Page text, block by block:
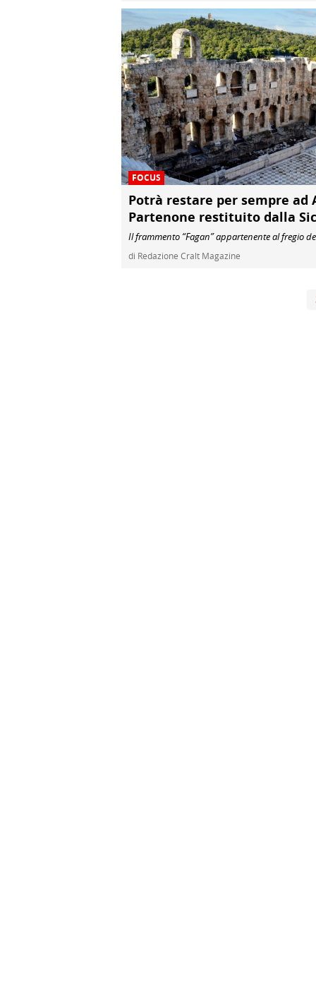
FOCUS
Potrà restare per sempre ad
Partenone restituito dalla
Il frammento “Fagan” appartenente al fregio
di Redazione Cralt Magazine